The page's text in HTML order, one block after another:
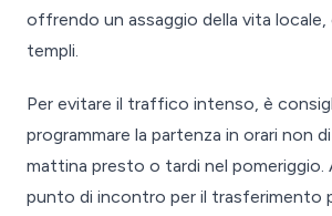
offrendo un assaggio della vita
templi.
Per evitare il traffico intenso, è
programmare la partenza in orari non
mattina presto o tardi nel pomeriggio.
punto di incontro per il trasferimento